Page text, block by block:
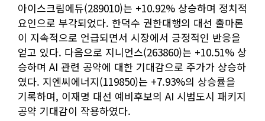
아이스크림에듀(289010)는 +10.92% 상승하며 정치적
요인으로 부각되었다. 한덕수 권한대행의 대선 출마론
이 지속적으로 언급되면서 시장에서 긍정적인 반응을
얻고 있다. 다음으로 지니언스(263860)는 +10.51% 상
승하며 AI 관련 공약에 대한 기대감으로 주가가 상승하
였다. 지엔씨에너지(119850)는 +7.93%의 상승률을
기록하며, 이재명 대선 예비후보의 AI 시범도시 패키지
공약 기대감이 작용하였다.